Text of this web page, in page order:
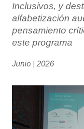
Inclusivos, y
alfabetización
pensamiento
este programa
Junio | 2026